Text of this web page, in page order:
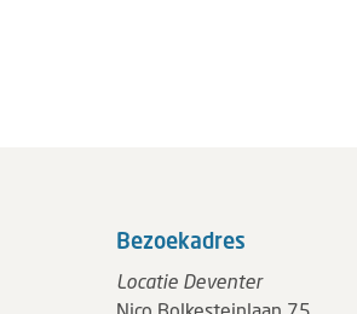
Bezoekadres
Locatie Deventer